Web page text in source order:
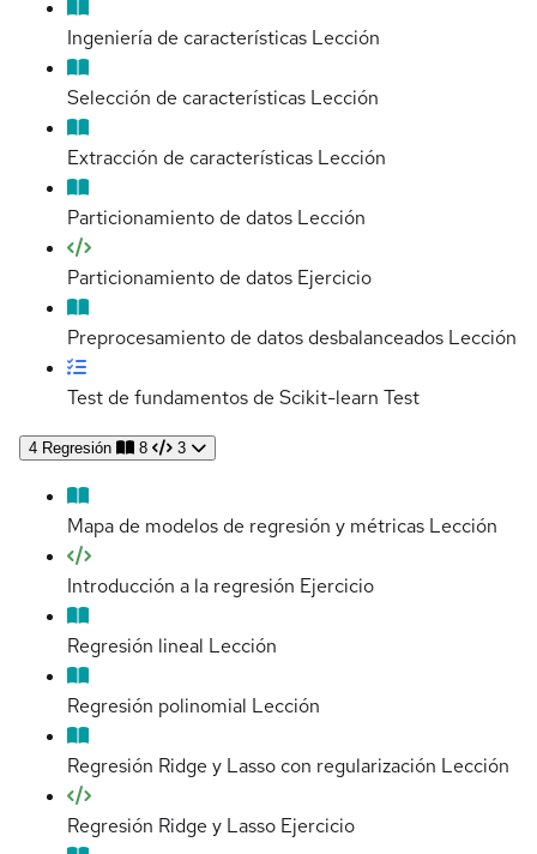
Ingeniería de características Lección
Selección de características Lección
Extracción de características Lección
Particionamiento de datos Lección
Particionamiento de datos Ejercicio
Preprocesamiento de datos desbalanceados Lección
Test de fundamentos de Scikit-learn Test
4 Regresión 8 3
Mapa de modelos de regresión y métricas Lección
Introducción a la regresión Ejercicio
Regresión lineal Lección
Regresión polinomial Lección
Regresión Ridge y Lasso con regularización Lección
Regresión Ridge y Lasso Ejercicio